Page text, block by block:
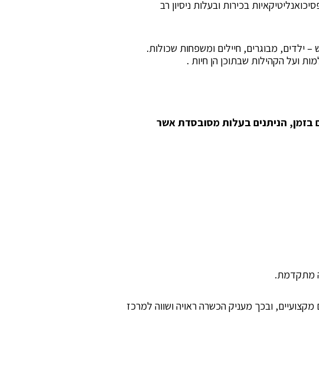
בכירות ובעלות ניסיון רב
מבוגרים, חיילים ומשפחות שכולות.
בזמן, הניתנים בעלות מסובסדת אשר
מתקדמת.
ובכך מעניק הכשרה ראויה ושווה למרכז